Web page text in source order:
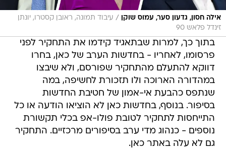
אילה חסון, גדעון סער, עמוס שוקן / עיבוד תמונה, ראובן קסטרו, יונתן
זינדל פלאש 90
בתוך כך, למרות שבתאגיד קידמו את התחקיר לפני
פרסומו, לאחריו - בחדשות הערב של כאן, בחרו
דווקא להתעלם מהתחקיר שפורסם, ולא שיבצו
במהדורה הארוכה ולו תזכורת לחשיפה, במה
שנתפס כהבעת אי-אמון של חטיבת החדשות
בסיפור. בנוסף, בחדשות כאן לא הוציאו הודעה או כל
התייחסות לתחקיר לטובת פולו-אפ בכלי תקשורת
נוספים - כנהוג מדי ערב בסיפורים מרכזיים. התחקיר
גם לא עלה באתר כאן.